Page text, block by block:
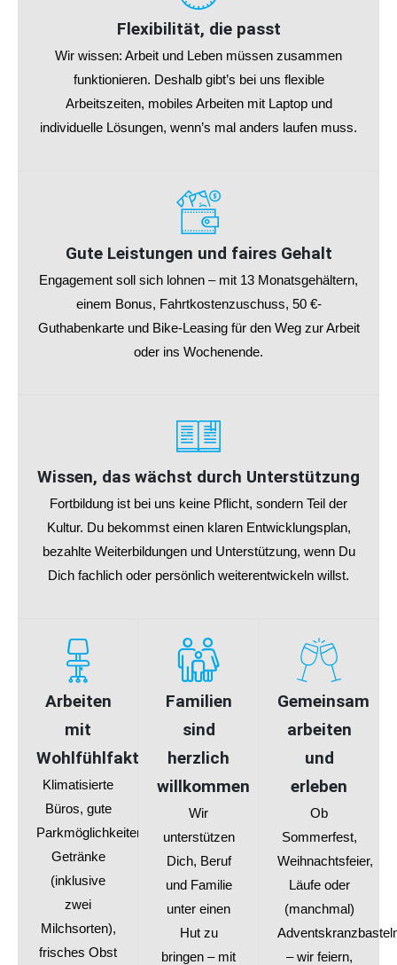
Flexibilität, die passt
Wir wissen: Arbeit und Leben müssen zusammen
funktionieren. Deshalb gibt’s bei uns flexible
Arbeitszeiten, mobiles Arbeiten mit Laptop und
individuelle Lösungen, wenn’s mal anders laufen muss.
Gute Leistungen und faires Gehalt
Engagement soll sich lohnen – mit 13 Monatsgehältern,
einem Bonus, Fahrtkostenzuschuss, 50 €-
Guthabenkarte und Bike-Leasing für den Weg zur Arbeit
oder ins Wochenende.
Wissen, das wächst durch Unterstützung
Fortbildung ist bei uns keine Pflicht, sondern Teil der
Kultur. Du bekommst einen klaren Entwicklungsplan,
bezahlte Weiterbildungen und Unterstützung, wenn Du
Dich fachlich oder persönlich weiterentwickeln willst.
Arbeiten
mit
Wohlfühlfaktor
Klimatisierte
Büros, gute
Parkmöglichkeiten,
Getränke
(inklusive
zwei
Milchsorten),
frisches Obst
Familien
sind
herzlich
willkommen
Wir
unterstützen
Dich, Beruf
und Familie
unter einen
Hut zu
bringen – mit
Gemeinsam
arbeiten
und
erleben
Ob
Sommerfest,
Weihnachtsfeier,
Läufe oder
(manchmal)
– wir feiern,